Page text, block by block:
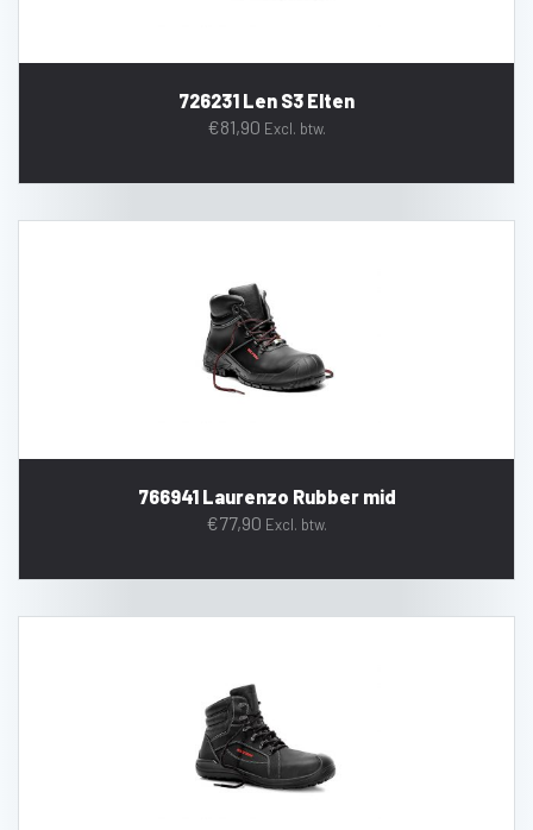
726231 Len S3 Elten
€81,90 Excl. btw.
766941 Laurenzo Rubber mid
€77,90 Excl. btw.